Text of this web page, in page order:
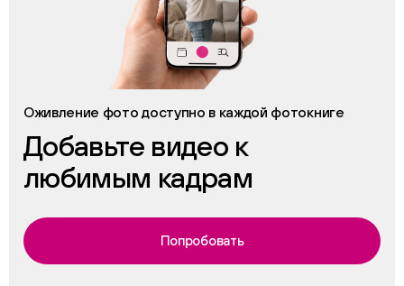
Оживление фото доступно в каждой фотокниге
Добавьте видео к
любимым кадрам
Попробовать